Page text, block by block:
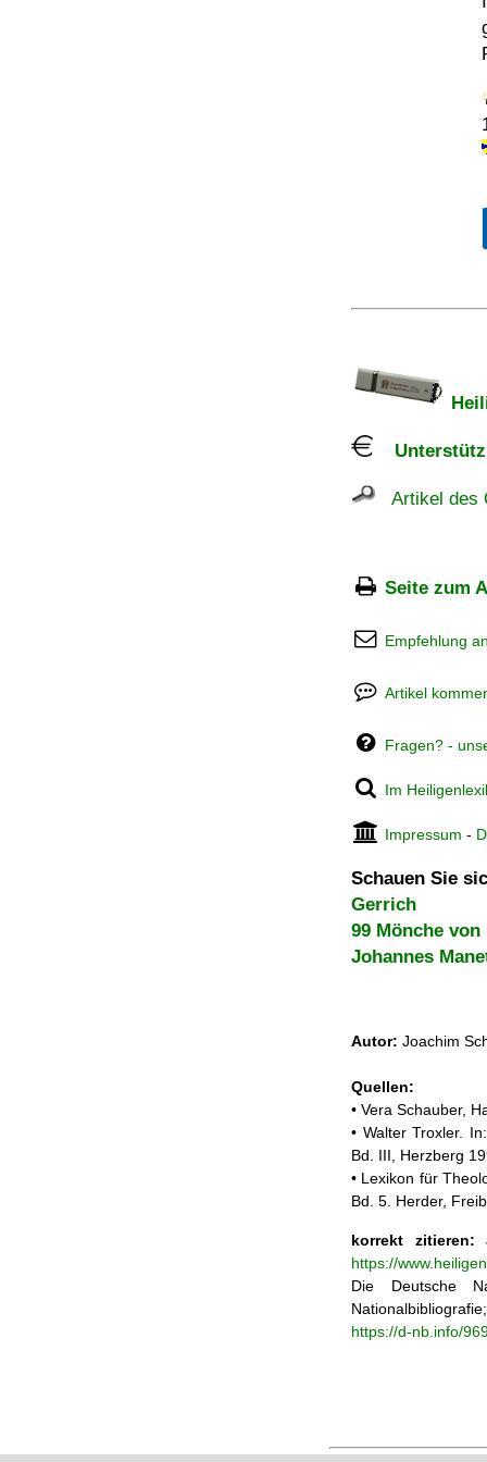
Artikel des
Seite zum
Empfehlung
Artikel
Fragen? -
Im
Impressum -
Schauen Sie
Gerrich
99 Mönche von
Johannes
Autor: Joachim
Quellen:
• Vera Schauber,
• Walter Troxler.
Bd. III, Herzberg
• Lexikon für
Bd. 5. Herder,
korrekt zitieren:
https://
Die Deutsche
https://d-nb.info/